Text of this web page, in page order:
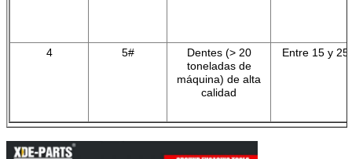
4 5#
Dentes (> 20
toneladas de
máquina) de alta
calidad
Entre 15 y 25